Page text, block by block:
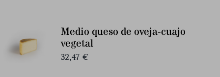
Medio queso de oveja-cuajo
vegetal
32,47 €